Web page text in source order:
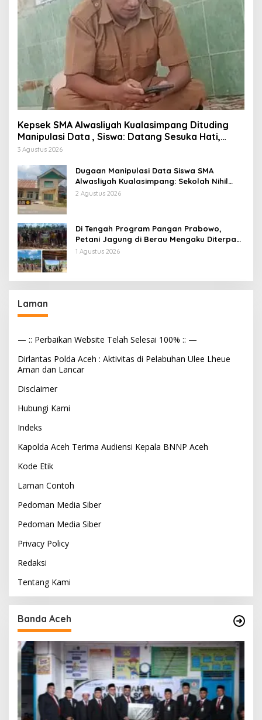
Kepsek SMA Alwasliyah Kualasimpang Dituding
Manipulasi Data , Siswa: Datang Sesuka Hati,
Dana MBG Disalurkan ke Guru & Pesantren
3 Agustus 2026
Dugaan Manipulasi Data Siswa SMA
Alwasliyah Kualasimpang: Sekolah Nihil
Murid Tapi Terima Dana BOS & Paket
2 Agustus 2026
Di Tengah Program Pangan Prabowo,
Petani Jagung di Berau Mengaku Diterpa
Tekanan Aparat
1 Agustus 2026
Laman
— :: Perbaikan Website Telah Selesai 100% :: —
Dirlantas Polda Aceh : Aktivitas di Pelabuhan Ulee Lheue
Aman dan Lancar
Disclaimer
Hubungi Kami
Indeks
Kapolda Aceh Terima Audiensi Kepala BNNP Aceh
Kode Etik
Laman Contoh
Pedoman Media Siber
Pedoman Media Siber
Privacy Policy
Redaksi
Tentang Kami
Banda Aceh